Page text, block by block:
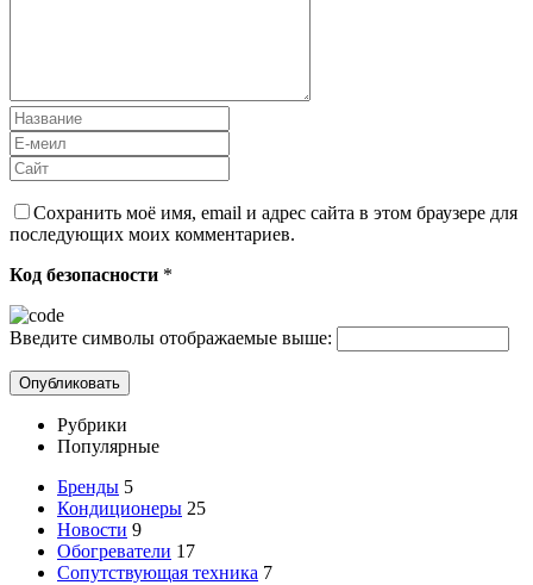
Сохранить моё имя, email и адрес сайта в этом браузере для
последующих моих комментариев.
Код безопасности *
Введите символы отображаемые выше:
Рубрики
Популярные
Бренды 5
Кондиционеры 25
Новости 9
Обогреватели 17
Сопутствующая техника 7